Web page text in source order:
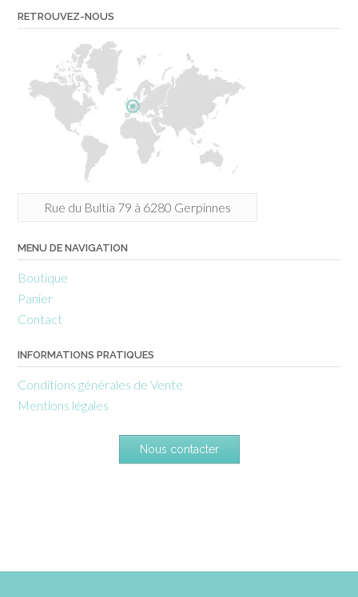
RETROUVEZ-NOUS
Rue du Bultia 79 à 6280 Gerpinnes
MENU DE NAVIGATION
Boutique
Panier
Contact
INFORMATIONS PRATIQUES
Conditions générales de Vente
Mentions légales
Nous contacter